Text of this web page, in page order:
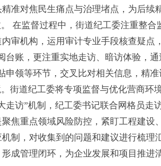
准对焦民生痛点与治理堵点，为后续
在监督过程中，街道纪工委注重整
审机构，运用审计专业手段核查疑点
台账，更注重实地走访、暗访体验，
申领等环节，交叉比对相关信息，精
街道纪工委将专项监督与优化营商环
走访”机制，纪工委书记联合网格员走
焦重点领域风险防控，紧盯工程建设
制，对收集到的问题和建议进行梳理
成管理闭环，为企业发展和项目推进